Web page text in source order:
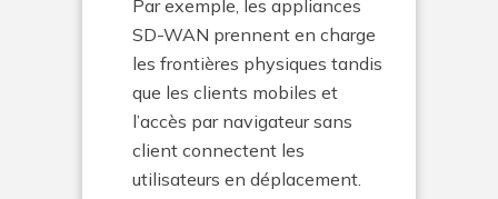
Par exemple, les appliances
SD-WAN prennent en charge
les frontières physiques tandis
que les clients mobiles et
l’accès par navigateur sans
client connectent les
utilisateurs en déplacement.